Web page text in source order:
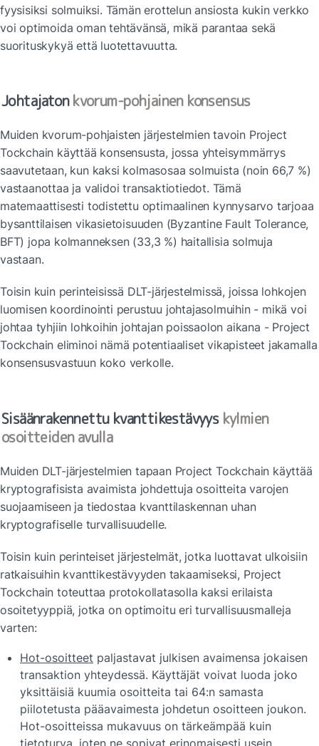
fyysisiksi solmuiksi. Tämän erottelun ansiosta kukin verkko
voi optimoida oman tehtävänsä, mikä parantaa sekä
suorituskykyä että luotettavuutta.
Johtajaton kvorum-pohjainen konsensus
Muiden kvorum-pohjaisten järjestelmien tavoin Project
Tockchain käyttää konsensusta, jossa yhteisymmärrys
saavutetaan, kun kaksi kolmasosaa solmuista (noin 66,7 %)
vastaanottaa ja validoi transaktiotiedot. Tämä
matemaattisesti todistettu optimaalinen kynnysarvo tarjoaa
bysanttilaisen vikasietoisuuden (Byzantine Fault Tolerance,
BFT) jopa kolmanneksen (33,3 %) haitallisia solmuja
vastaan.
Toisin kuin perinteisissä DLT-järjestelmissä, joissa lohkojen
luomisen koordinointi perustuu johtajasolmuihin - mikä voi
johtaa tyhjiin lohkoihin johtajan poissaolon aikana - Project
Tockchain eliminoi nämä potentiaaliset vikapisteet jakamalla
konsensusvastuun koko verkolle.
Sisäänrakennettu kvanttikestävyys kylmien
osoitteiden avulla
Muiden DLT-järjestelmien tapaan Project Tockchain käyttää
kryptografisista avaimista johdettuja osoitteita varojen
suojaamiseen ja tiedostaa kvanttilaskennan uhan
kryptografiselle turvallisuudelle.
Toisin kuin perinteiset järjestelmät, jotka luottavat ulkoisiin
ratkaisuihin kvanttikestävyyden takaamiseksi, Project
Tockchain toteuttaa protokollatasolla kaksi erilaista
osoitetyyppiä, jotka on optimoitu eri turvallisuusmalleja
varten:
Hot-osoitteet paljastavat julkisen avaimensa jokaisen
transaktion yhteydessä. Käyttäjät voivat luoda joko
yksittäisiä kuumia osoitteita tai 64:n samasta
piilotetusta pääavaimesta johdetun osoitteen joukon.
Hot-osoitteissa mukavuus on tärkeämpää kuin
tietoturva, joten ne sopivat erinomaisesti usein